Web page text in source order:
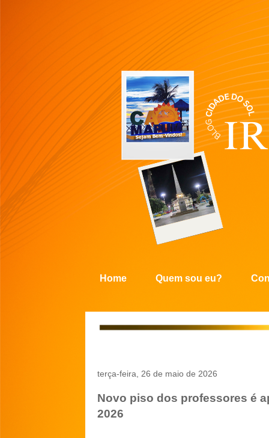
Home Quem sou eu?
terça-feira, 26 de maio de 2026
Novo piso dos professores é
2026